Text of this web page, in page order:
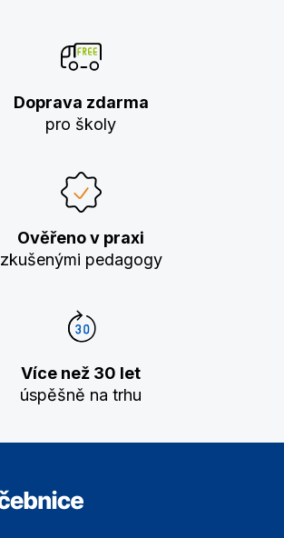
Doprava zdarma
pro školy
Ověřeno v praxi
zkušenými pedagogy
Více než 30 let
úspěšně na trhu